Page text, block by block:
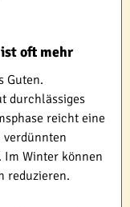
oft mehr
Guten.
durchlässiges
reicht eine
verdünnten
Winter können
reduzieren.